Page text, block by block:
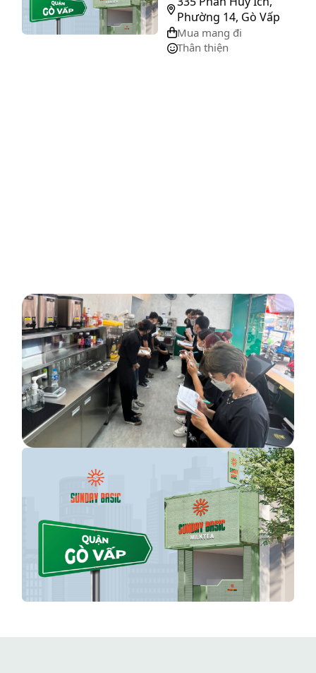
Phường 14, Gò Vấp
Mua mang đi
Thân thiện